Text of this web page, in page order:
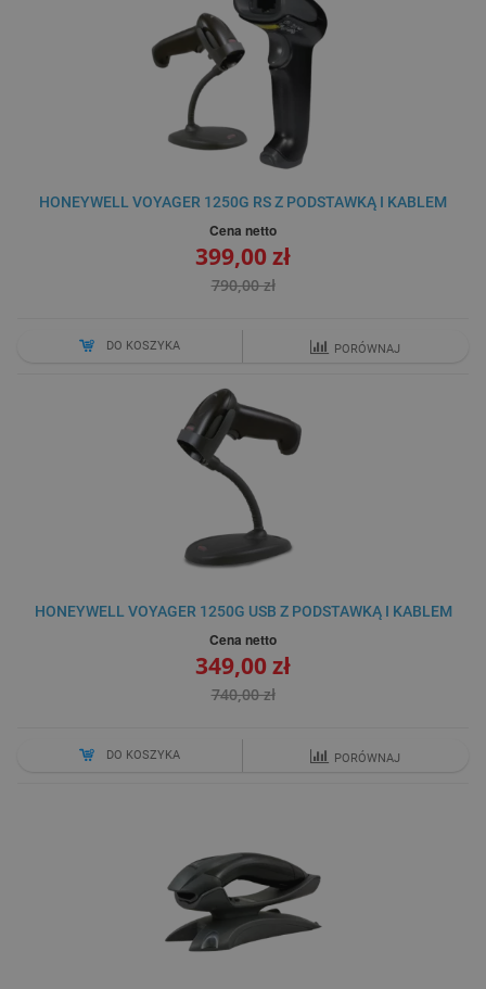
HONEYWELL VOYAGER 1250G RS Z PODSTAWKĄ I KABLEM
Cena netto
399,00 zł
790,00 zł
DO KOSZYKA PORÓWNAJ
HONEYWELL VOYAGER 1250G USB Z PODSTAWKĄ I KABLEM
Cena netto
349,00 zł
740,00 zł
DO KOSZYKA PORÓWNAJ